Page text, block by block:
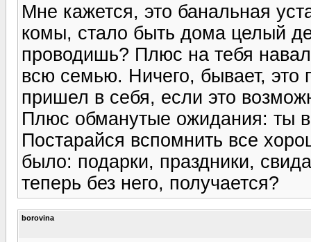
Мне кажется, это банальная
комы, стало быть дома целый
проводишь? Плюс на тебя
всю семью. Ничего, бывает, это
пришел в себя, если это
Плюс обманутые ожидания: ты
Постарайся вспомнить все
было: подарки, праздники,
теперь без него, получается?
borovina